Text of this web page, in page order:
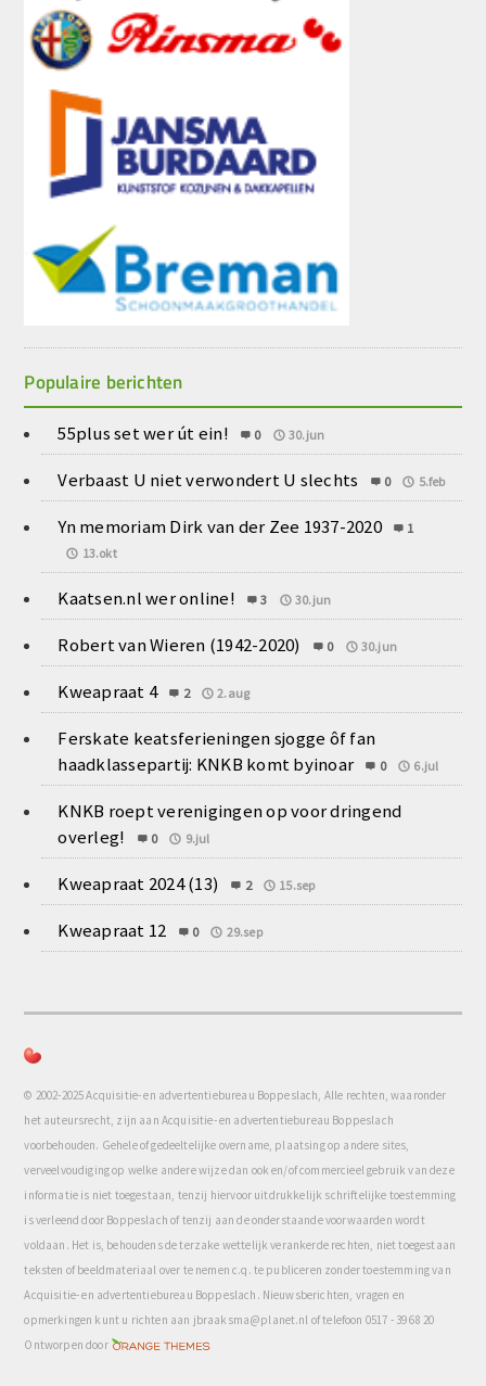
Populaire berichten
55plus set wer út ein! 0 30.jun
Verbaast U niet verwondert U slechts 0 5.feb
Yn memoriam Dirk van der Zee 1937-2020
1
13.okt
Kaatsen.nl wer online! 3 30.jun
Robert van Wieren (1942-2020) 0 30.jun
Kweapraat 4 2 2.aug
Ferskate keatsferieningen sjogge ôf fan
haadklassepartij: KNKB komt byinoar
0 6.jul
KNKB roept verenigingen op voor dringend
overleg!
0 9.jul
Kweapraat 2024 (13) 2 15.sep
Kweapraat 12 0 29.sep
© 2002-2025 Acquisitie- en advertentiebureau Boppeslach, Alle rechten, waaronder
het auteursrecht, zijn aan Acquisitie- en advertentiebureau Boppeslach
voorbehouden. Gehele of gedeeltelijke overname, plaatsing op andere sites,
verveelvoudiging op welke andere wijze dan ook en/of commercieel gebruik van deze
informatie is niet toegestaan, tenzij hiervoor uitdrukkelijk schriftelijke toestemming
is verleend door Boppeslach of tenzij aan de onderstaande voorwaarden wordt
voldaan. Het is, behoudens de terzake wettelijk verankerde rechten, niet toegestaan
teksten of beeldmateriaal over te nemen c.q. te publiceren zonder toestemming van
Acquisitie- en advertentiebureau Boppeslach. Nieuwsberichten, vragen en
opmerkingen kunt u richten aan jbraaksma@planet.nl of telefoon 0517 - 39 68 20
Ontworpen door